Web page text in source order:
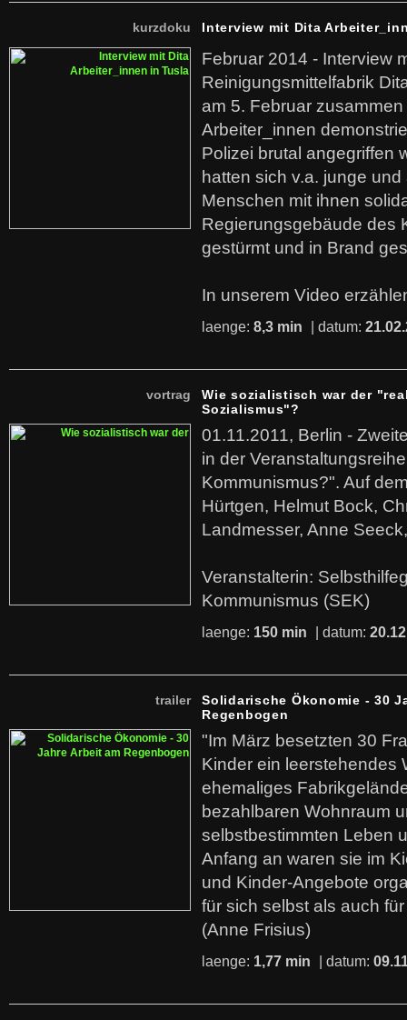
kurzdoku Interview mit Dita
Februar 2014 - Interview
Reinigungsmittelfabrik
am 5. Februar
Arbeiter_innen
Polizei brutal angegriffen
hatten sich v.a. junge
Menschen mit ihnen
Regierungsgebäude des
gestürmt und in Brand
In unserem Video
laenge: 8,3 min | datum:
vortrag
Wie sozialistisch war der
Sozialismus"?
01.11.2011, Berlin -
in der
Kommunismus?". Auf
Hürtgen, Helmut Bock,
Landmesser, Anne
Veranstalterin:
Kommunismus (SEK)
laenge: 150 min | datum:
trailer
Solidarische Ökonomie - 30
Regenbogen
"Im März besetzten 30
Kinder ein leerstehendes
ehemaliges
bezahlbaren Wohnraum
selbstbestimmten Leben
Anfang an waren sie im
und Kinder-Angebote
für sich selbst als auch
(Anne Frisius)
laenge: 1,77 min | datum: